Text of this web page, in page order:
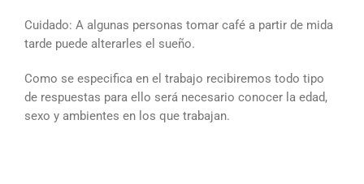
Cuidado: A algunas personas tomar café a partir de mida
tarde puede alterarles el sueño.
Como se especifica en el trabajo recibiremos todo tipo
de respuestas para ello será necesario conocer la edad,
sexo y ambientes en los que trabajan.